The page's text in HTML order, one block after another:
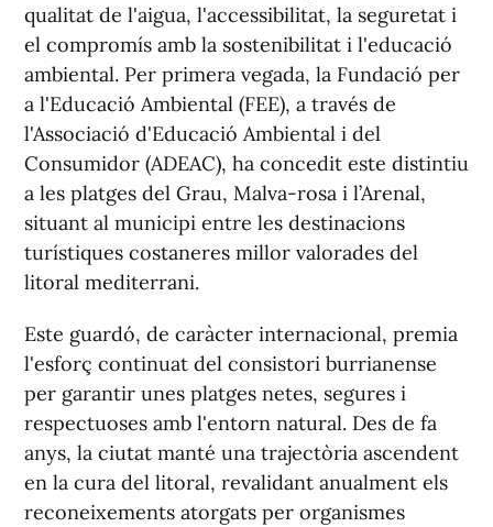
qualitat de l'aigua, l'accessibilitat, la seguretat i
el compromís amb la sostenibilitat i l'educació
ambiental. Per primera vegada, la Fundació per
a l'Educació Ambiental (FEE), a través de
l'Associació d'Educació Ambiental i del
Consumidor (ADEAC), ha concedit este distintiu
a les platges del Grau, Malva-rosa i l’Arenal,
situant al municipi entre les destinacions
turístiques costaneres millor valorades del
litoral mediterrani.
Este guardó, de caràcter internacional, premia
l'esforç continuat del consistori burrianense
per garantir unes platges netes, segures i
respectuoses amb l'entorn natural. Des de fa
anys, la ciutat manté una trajectòria ascendent
en la cura del litoral, revalidant anualment els
reconeixements atorgats per organismes